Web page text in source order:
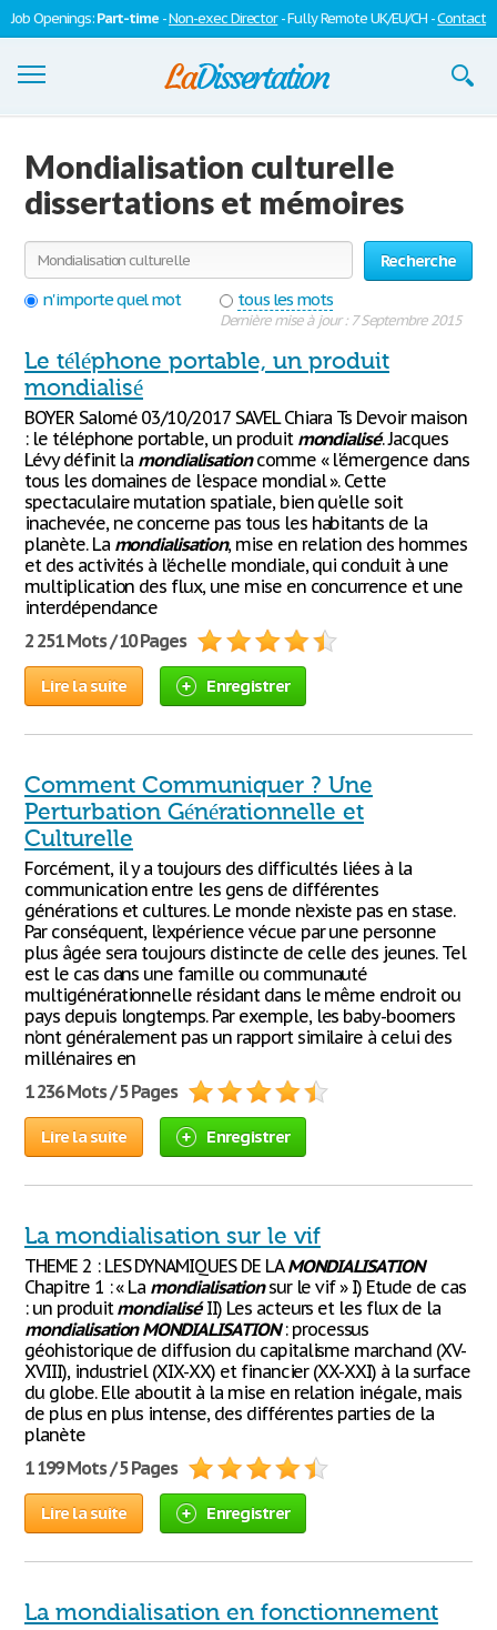
Job Openings:Part-time -Non-exec Director- Fully Remote UK/EU/CH -Contact
S'inscrire
Se connecter
Contactez-nous
Mondialisation culturelle
dissertations et mémoires
Recherche
n'importe quel mot
tous les mots
Dernière mise à jour : 7 Septembre 2015
Le téléphone portable, un produit
mondialisé
BOYER Salomé 03/10/2017 SAVEL Chiara Ts Devoir maison
: le téléphone portable, un produit mondialisé. Jacques
Lévy définit la mondialisationcomme « l'émergence dans
tous les domaines de l'espace mondial ». Cette
spectaculaire mutation spatiale, bien qu'elle soit
inachevée, ne concerne pas tous les habitants de la
planète. La mondialisation, mise en relation des hommes
et des activités à l’échelle mondiale, qui conduit à une
multiplication des flux, une mise en concurrence et une
interdépendance
2 251 Mots / 10 Pages
Lire la suite Enregistrer
Comment Communiquer ? Une
Perturbation Générationnelle et
Culturelle
Forcément, il y a toujours des difficultés liées à la
communication entre les gens de différentes
générations et cultures. Le monde n’existe pas en stase.
Par conséquent, l’expérience vécue par une personne
plus âgée sera toujours distincte de celle des jeunes. Tel
est le cas dans une famille ou communauté
multigénérationnelle résidant dans le même endroit ou
pays depuis longtemps. Par exemple, les baby-boomers
n’ont généralement pas un rapport similaire à celui des
millénaires en
1 236 Mots / 5 Pages
Lire la suite Enregistrer
La mondialisation sur le vif
THEME 2 : LES DYNAMIQUES DE LAMONDIALISATION
Chapitre 1 : « La mondialisationsur le vif » I) Etude de cas
: un produitmondialiséII) Les acteurs et les flux de la
mondialisation MONDIALISATION: processus
géohistorique de diffusion du capitalisme marchand (XV-
XVIII), industriel (XIX-XX) et financier (XX-XXI) à la surface
du globe. Elle aboutit à la mise en relation inégale, mais
de plus en plus intense, des différentes parties de la
planète
1 199 Mots / 5 Pages
Lire la suite Enregistrer
La mondialisation en fonctionnement